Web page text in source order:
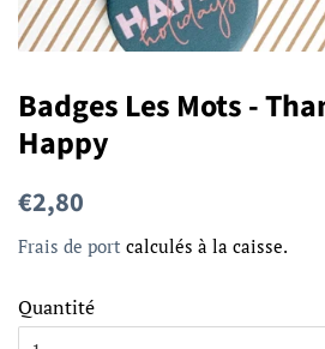
Badges Les Mots -
Happy
Prix
€2,80
Frais de port calculés à la caisse.
Quantité